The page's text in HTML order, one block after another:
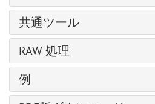
Enhancer プラグイン
Neon プラグイン
NatureArt プラグイン
LightShop プラグイン
HDRFactory プラグイン
テクスチャ塗りつぶし
二階調
内蔵 プラグイン
外部プラグイン
詳細なブラシ設定
チョーク
鉛筆(アーティスティッ
スプレー(アーティスティ
指先ツール (アーティス
パス上にテキスト ツール
形の編集
形の塗りつぶし
ストローク
共通ツール
整列ツール
移動ツール
切り取りツール
遠近法の切り取り
RAW 処理
全般設定
色調カーブ
例
天候を変更